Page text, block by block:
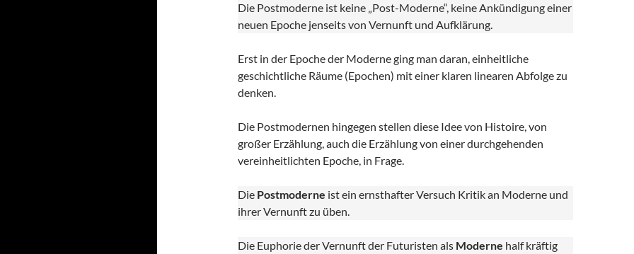
Die Postmoderne ist keine „Post-Moderne“, keine Ankündigung einer
neuen Epoche jenseits von Vernunft und Aufklärung.
Erst in der Epoche der Moderne ging man daran, einheitliche
geschichtliche Räume (Epochen) mit einer klaren linearen Abfolge zu
denken.
Die Postmodernen hingegen stellen diese Idee von Histoire, von
großer Erzählung, auch die Erzählung von einer durchgehenden
vereinheitlichten Epoche, in Frage.
Die Postmoderne ist ein ernsthafter Versuch Kritik an Moderne und
ihrer Vernunft zu üben.
Die Euphorie der Vernunft der Futuristen als Moderne half kräftig